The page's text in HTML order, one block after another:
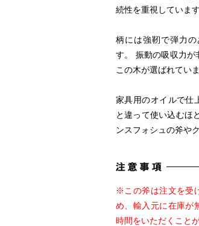
続性を重視しています
柄には強靭で弾力
す。 振動の吸収力が
この木が選ばれていま
家具用のオイルで仕
と違って使い込むほ
ンスフォシュの斧や
※この斧は注文を受
め、輸入元に在庫が
時間をいただくこと